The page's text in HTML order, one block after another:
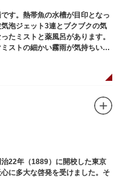
す。熱帯魚の水槽が目印となっ
泡ジェット3連とブクブクの気
たミストと薬風呂があります。
ストの細かい霧雨が気持ちいい
22年（1889）に開校した東京
に多大な啓発を受けました。そ